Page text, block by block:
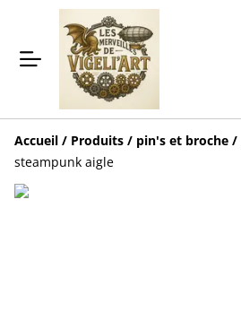
Accueil / Produits / pin's et broche /
steampunk aigle